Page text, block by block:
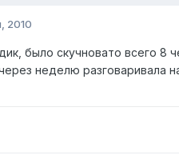
2010
было скучновато всего 8
неделю разговаривала